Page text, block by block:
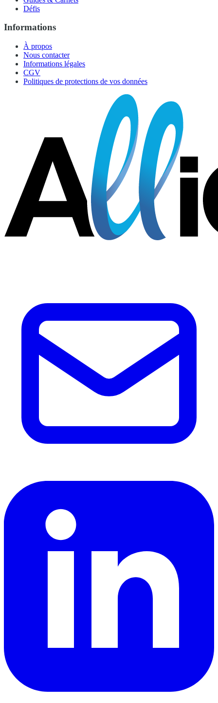
Défis
Informations
À propos
Nous contacter
Informations légales
CGV
Politiques de protections de vos données